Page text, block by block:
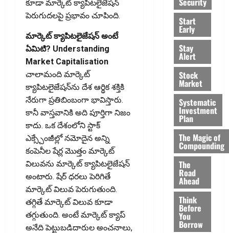
కూడా మార్కెట్ క్యాపిటలైజేషన్
పెరుగుదలపై ప్రభావం చూపింది.
మార్కెట్ క్యాపిటలైజేషన్ అంటే
ఏమిటి? Understanding
Market Capitalisation
చాలామంది మార్కెట్
క్యాపిటలైజేషన్‌ను దేశ ఆర్థిక శక్తికి
నేరుగా ప్రతిబింబంగా భావిస్తారు.
కానీ వాస్తవానికి అది పూర్తిగా నిజం
కాదు. ఒక దేశంలోని స్టాక్
ఎక్స్చేంజీల్లో నమోదైన అన్ని
కంపెనీల షేర్ల మొత్తం మార్కెట్
విలువను మార్కెట్ క్యాపిటలైజేషన్
అంటారు. షేర్ ధరలు పెరిగితే
మార్కెట్ విలువ పెరుగుతుంది.
తగ్గితే మార్కెట్ విలువ కూడా
తగ్గుతుంది. అంటే మార్కెట్ క్యాప్
అనేది పెట్టుబడిదారుల అంచనాలు,
Start
Early
Stay
Alert
Stock
Market
Systematic
Investment
Plan
The Magic of
Compounding
The
Road
Ahead
Think
Before
You
Borrow